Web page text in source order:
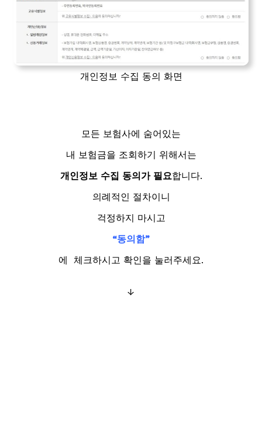
개인정보 수집 동의 화면
모든 보험사에 숨어있는
내 보험금을 조회하기 위해서는
개인정보 수집 동의가 필요합니다.
의례적인 절차이니
걱정하지 마시고
“동의함”
에 체크하시고 확인을 눌러주세요.
↓